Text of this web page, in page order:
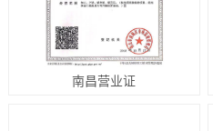
南昌营业证